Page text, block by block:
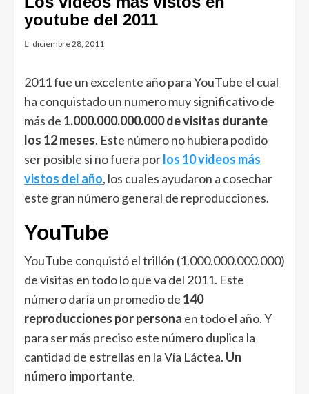
youtube del 2011
diciembre 28, 2011
2011 fue un excelente año para YouTube el cual
ha conquistado un numero muy significativo de
más de 1.000.000.000.000 de visitas durante
los 12 meses. Este número no hubiera podido
ser posible si no fuera porlos 10 videos más
vistos del año, los cuales ayudaron a cosechar
este gran número general de reproducciones.
YouTube
YouTube conquistó el trillón (1.000.000.000.000)
de visitas en todo lo que va del 2011. Este
número daría un promedio de 140
reproducciones por persona en todo el año. Y
para ser más preciso este número duplica la
cantidad de estrellas en la Vía Láctea. Un
número importante.